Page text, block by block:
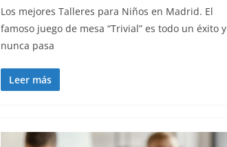
Los mejores Talleres para Niños en Madrid. El
famoso juego de mesa “Trivial” es todo un éxito y
nunca pasa
Leer más